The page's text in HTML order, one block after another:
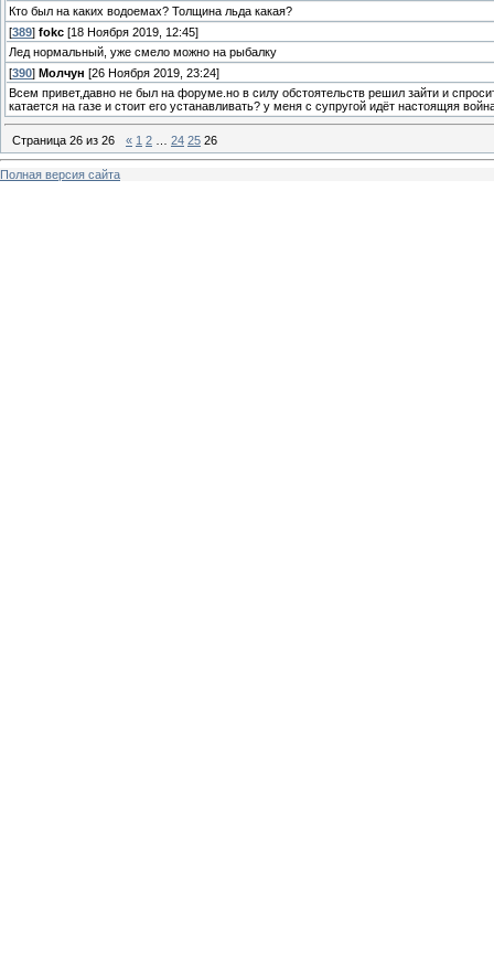
Кто был на каких водоемах? Толщина льда какая?
[389] fokc [18 Ноября 2019, 12:45]
Лед нормальный, уже смело можно на рыбалку
[390] Молчун [26 Ноября 2019, 23:24]
Всем привет,давно не был на форуме.но в силу обстоятельств решил зайти и
катается на газе и стоит его устанавливать? у меня с супругой идёт настоящяя
Страница 26 из 26 « 1 2 24 25 26
Полная версия сайта